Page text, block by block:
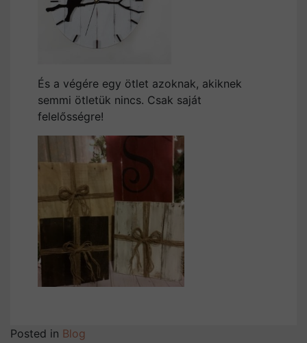
És a végére egy ötlet azoknak, akiknek
semmi ötletük nincs. Csak saját
felelősségre!
Posted in Blog